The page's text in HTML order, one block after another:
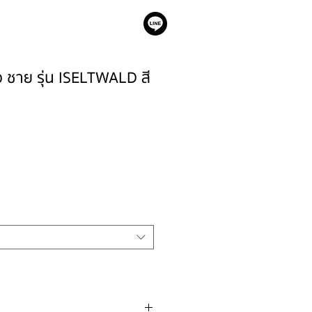
ชาย รุ่น ISELTWALD สี